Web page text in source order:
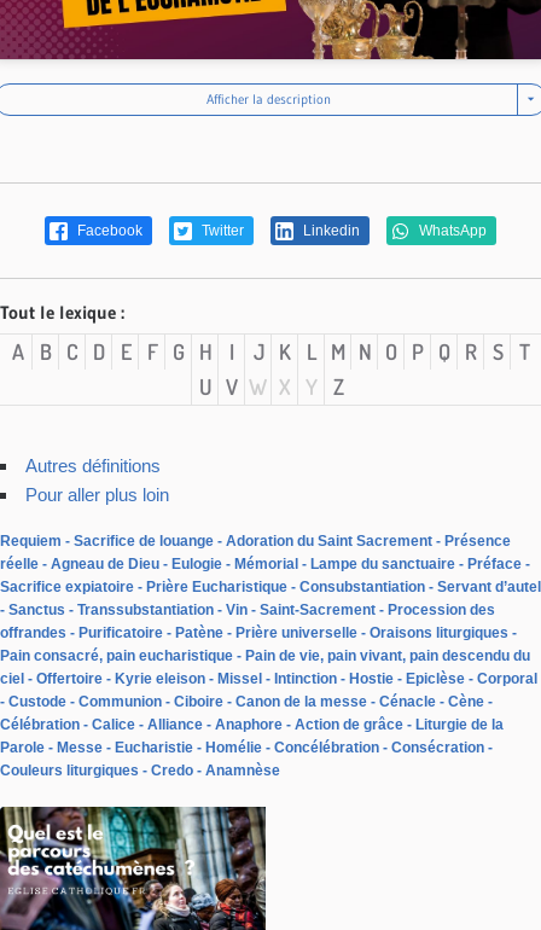
Afficher la description
Facebook Twitter Linkedin WhatsApp
Tout le lexique :
A B C D E F G H I J K L M N O P Q R S
T
U V W X Y Z
Autres définitions
Pour aller plus loin
Requiem Sacrifice de louange Adoration du Saint Sacrement
Présence
réelle
Agneau de Dieu Eulogie Mémorial Lampe du sanctuaire
Préface
Sacrifice expiatoire
Prière Eucharistique Consubstantiation
Servant d’autel
Sanctus
Transsubstantiation Vin Saint-Sacrement
Procession des
offrandes
Purificatoire Patène Prière universelle
Oraisons liturgiques
Pain consacré, pain eucharistique
Pain de vie, pain vivant, pain descendu du
ciel
Offertoire Kyrie eleison Missel Intinction Hostie Epiclèse
Corporal
Custode
Communion Ciboire Canon de la messe Cénacle
Cène
Célébration
Calice Alliance Anaphore Action de grâce
Liturgie de la
Parole
Messe Eucharistie Homélie Concélébration
Consécration
Couleurs liturgiques
Credo Anamnèse